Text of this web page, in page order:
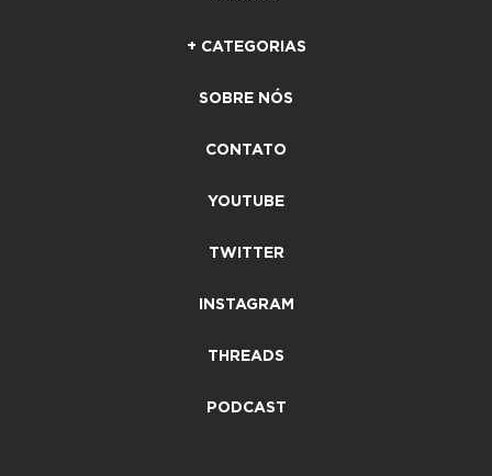
+ CATEGORIAS
SOBRE NÓS
CONTATO
YOUTUBE
TWITTER
INSTAGRAM
THREADS
PODCAST